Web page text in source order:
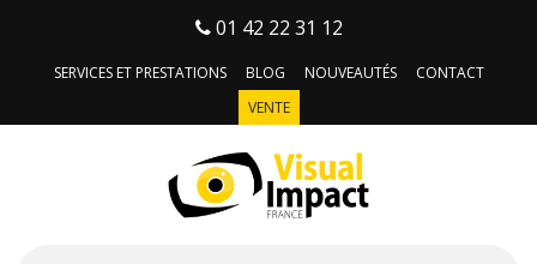
01 42 22 31 12
SERVICES ET PRESTATIONS BLOG NOUVEAUTÉS
CONTACT
VENTE